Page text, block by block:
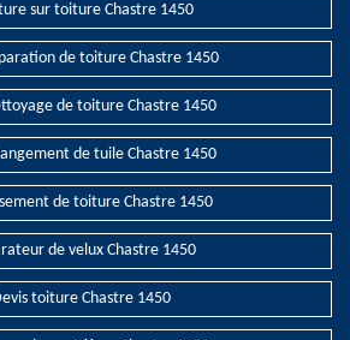
sur toiture Chastre 1450
de toiture Chastre 1450
de toiture Chastre 1450
de tuile Chastre 1450
de toiture Chastre 1450
de velux Chastre 1450
toiture Chastre 1450